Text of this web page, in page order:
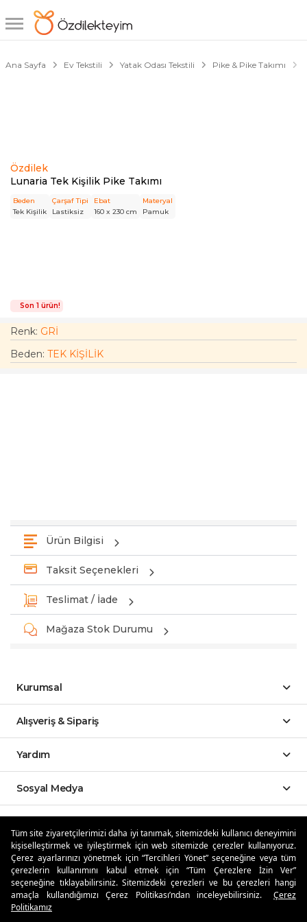
Tüm site ziyaretçilerimizi daha iyi tanımak, sitemizdeki kullanıcı deneyimini
kişiselleştirmek ve iyileştirmek için web sitemizde çerezler kullanıyoruz.
Çerez ayarlarınızı yönetmek için “Tercihleri Yönet” seçeneğine veya tüm
çerezlerin kullanımını kabul etmek için “Tüm Çerezlere İzin Ver”
seçeneğine tıklayabilirsiniz. Sitemizdeki çerezleri ve bu çerezleri hangi
amaçla kullandığımızı Çerez Politikası’ndan inceleyebilirsiniz.
Çerez
Politikamız
Ana Sayfa Ev Tekstili Yatak Odası Tekstili Pike & Pike Takımı
Özdilek
Lunaria Tek Kişilik Pike Takımı
Beden
Tek Kişilik
Çarşaf Tipi
Lastiksiz
Ebat
160 x 230 cm
Materyal
Pamuk
1/4
Son 1 ürün!
Renk: GRİ
Beden: TEK KİŞİLİK
Ürün Bilgisi
Taksit Seçenekleri
Teslimat / İade
Mağaza Stok Durumu
Kurumsal
Alışveriş & Sipariş
Yardım
Sosyal Medya
Özdilekteyim'de Taksit Avantajları
Güvenli Alışveriş